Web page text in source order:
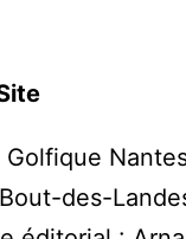
des-